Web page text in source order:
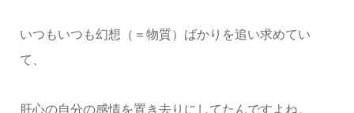
いつもいつも幻想（＝物質）ばかりを追い求めてい
て、
肝心の自分の感情を置き去りにしてたんですよね。